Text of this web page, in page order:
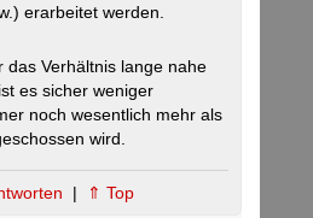
erarbeitet werden.
das Verhältnis lange nahe
es sicher weniger
noch wesentlich mehr als
wird.
| ⇑ Top